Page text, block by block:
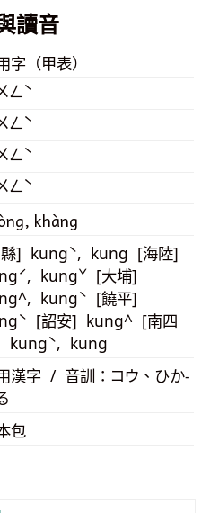
讀音
字（甲表）
ㄥˋ
ㄥˋ
ㄥˋ
ㄥˋ
khàng
縣] kungˋ, kung [海陸]
kungˇ [大埔]
kungˋ [饒平]
[詔安] kung^ [南四
kungˋ, kung
漢字 / 音訓：コウ、ひか-
包